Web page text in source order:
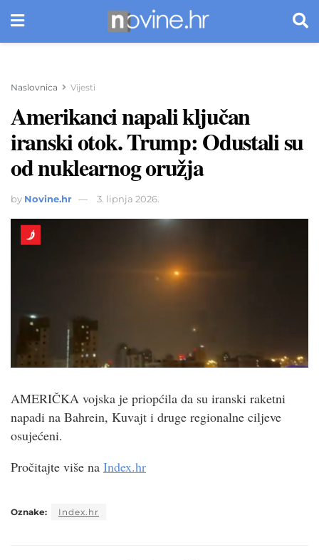
Naslovnica Vijesti
Amerikanci napali ključan
iranski otok. Trump: Odustali su
od nuklearnog oružja
by Novine.hr 3. lipnja 2026.
AMERIČKA vojska je priopćila da su iranski raketni
napadi na Bahrein, Kuvajt i druge regionalne ciljeve
osujećeni.
Pročitajte više na Index.hr
Oznake: Index.hr